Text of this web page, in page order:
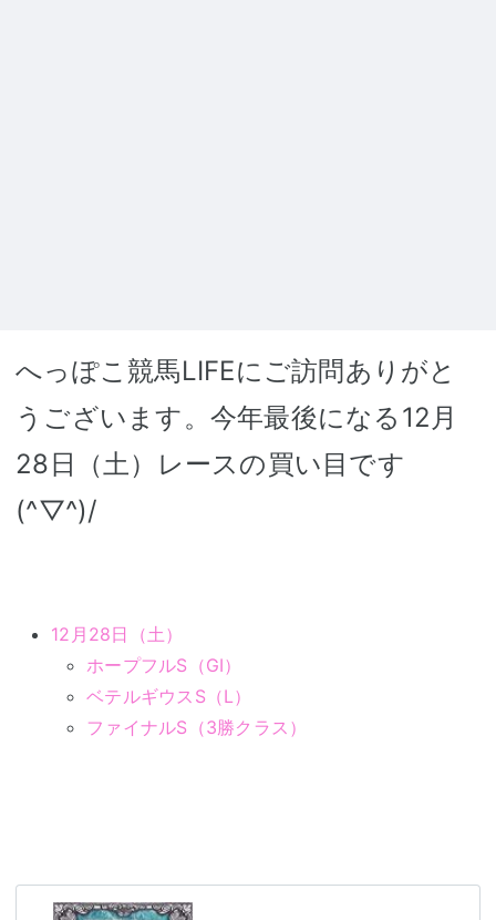
へっぽこ競馬LIFEにご訪問ありがと
うございます。今年最後になる12月
28日（土）レースの買い目です
(^▽^)/
12月28日（土）
ホープフルS（GⅠ）
ベテルギウスS（L）
ファイナルS（3勝クラス）